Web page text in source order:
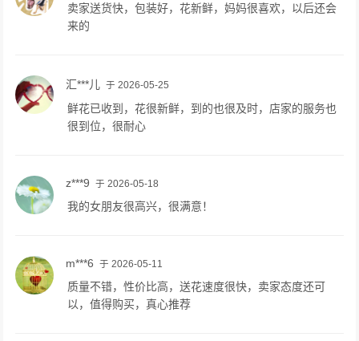
卖家送货快，包装好，花新鲜，妈妈很喜欢，以后还会
来的
汇***儿 于 2026-05-25
鲜花已收到，花很新鲜，到的也很及时，店家的服务也
很到位，很耐心
z***9 于 2026-05-18
我的女朋友很高兴，很满意！
m***6 于 2026-05-11
质量不错，性价比高，送花速度很快，卖家态度还可
以，值得购买，真心推荐